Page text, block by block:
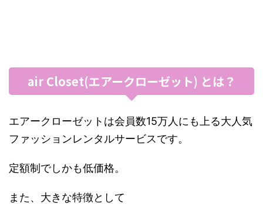
air Closet(エアークローゼット) とは？
エアークローゼットは会員数15万人にも上る大人気
ファッションレンタルサービスです。
定額制でしかも低価格。
また、大きな特徴として